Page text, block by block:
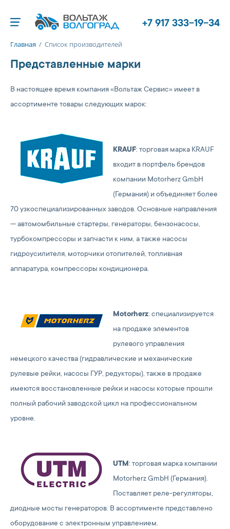
+7 917 333-19-34
Главная / Список производителей
Представленные марки
В настоящее время компания «Вольтаж Сервис» имеет в
ассортименте товары следующих марок:
KRAUF: торговая марка KRAUF
входит в портфель брендов
компании Motorherz GmbH
(Германия) и объединяет более
70 узкоспециализированных заводов. Основные направления
— автомомбильные стартеры, генераторы, бензонасосы,
турбокомпрессоры и запчасти к ним, а также насосы
гидроусилителя, моторчики отопителей, топливная
аппаратура, компрессоры кондиционера.
Motorherz: специализируется
на продаже элементов
рулевого управления
немецкого качества (гидравлические и механические
рулевые рейки, насосы ГУР, редукторы), также в продаже
имеются восстановленные рейки и насосы которые прошли
полный рабочий заводской цикл на профессиональном
уровне.
UTM: торговая марка компании
Motorherz GmbH (Германия).
Поставляет реле-регуляторы,
диодные мосты генераторов. В ассортименте представлено
оборудование с электронным управлением.